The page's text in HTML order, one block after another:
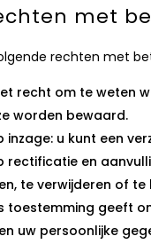
met
rechten met
recht om te weten
worden bewaard.
inzage: u kunt een
rectificatie en
te verwijderen of
toestemming geeft
uw persoonlijke